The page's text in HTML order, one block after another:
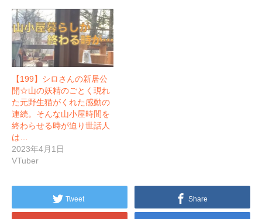
【199】シロさんの新居公
開☆山の妖精のごとく現れ
た元野生猫がくれた感動の
連続。そんな山小屋時間を
終わらせる時が迫り世話人
は…
2023年4月1日
VTuber
Tweet Share